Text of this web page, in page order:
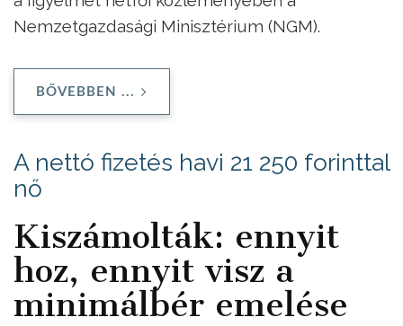
Nemzetgazdasági Minisztérium (NGM).
BŐVEBBEN ...
A nettó fizetés havi 21 250 forinttal
nő
Kiszámolták: ennyit
hoz, ennyit visz a
minimálbér emelése